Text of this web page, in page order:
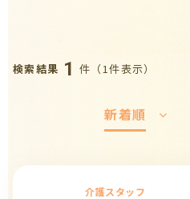
検索結果 1 件（1件表示）
新着順
介護スタッフ